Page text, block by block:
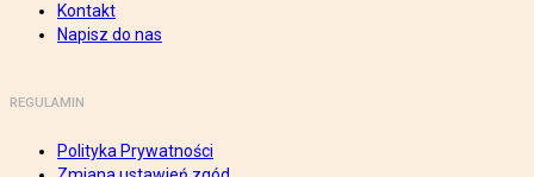
Kontakt
Napisz do nas
REGULAMIN
Polityka Prywatności